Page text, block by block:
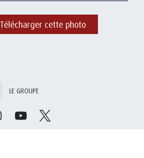
Télécharger cette photo
LE GROUPE